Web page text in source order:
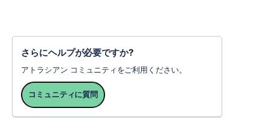
さらにヘルプが必要ですか?
アトラシアン コミュニティをご利用ください。
コミュニティに質問